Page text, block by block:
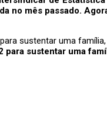
no mês passado.
para sustentar uma